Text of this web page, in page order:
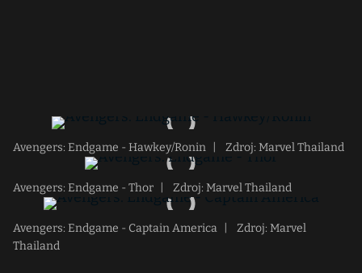
Avengers: Endgame - Hawkey/Ronin Zdroj: Marvel Thailand
Avengers: Endgame - Thor Zdroj: Marvel Thailand
Avengers: Endgame - Captain America
Zdroj: Marvel
Thailand